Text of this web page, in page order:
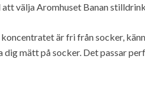
välja Aromhuset Banan
är fri från socker,
dig mätt på socker. Det passar